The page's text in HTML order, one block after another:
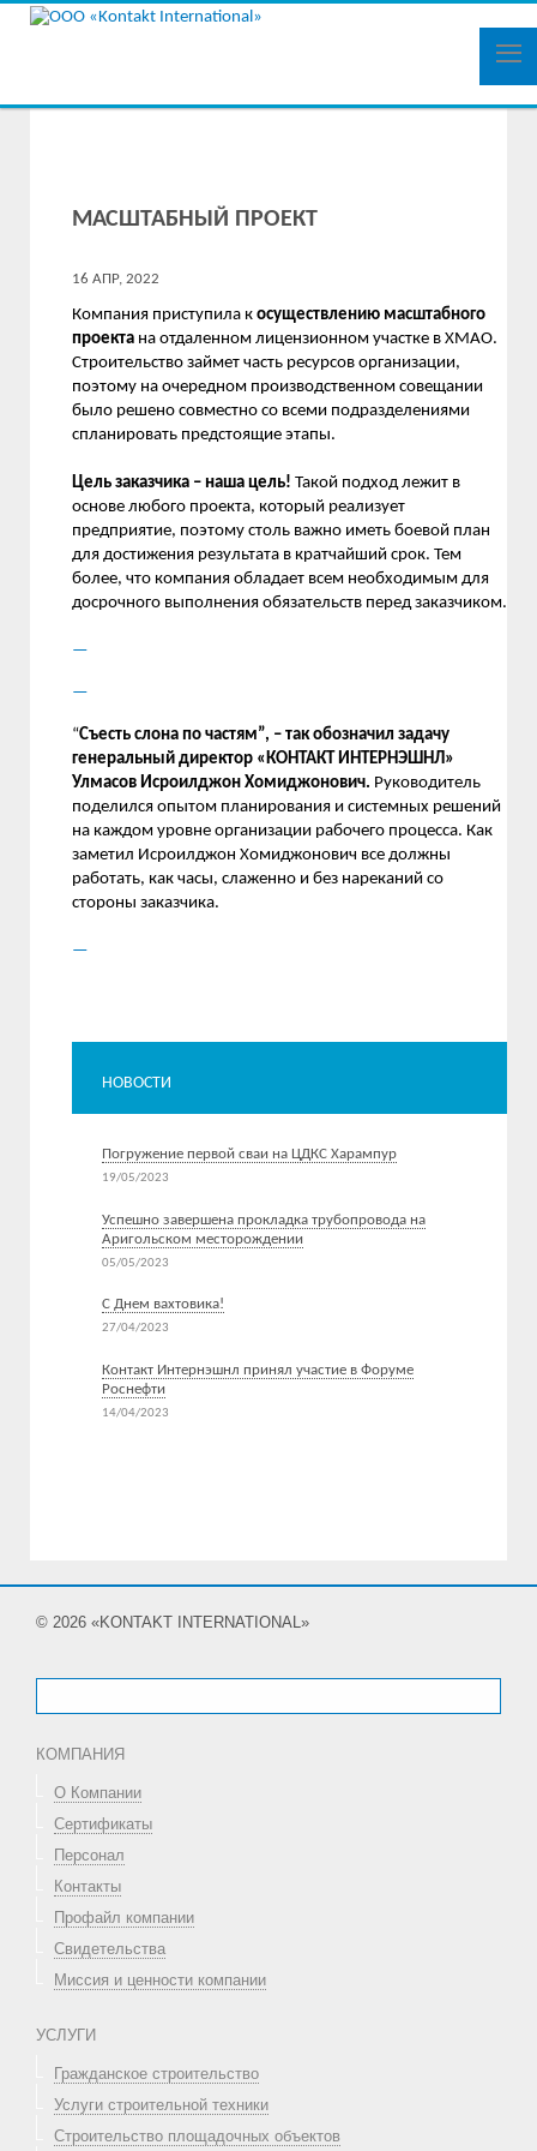
МАСШТАБНЫЙ ПРОЕКТ
16 АПР, 2022
Компания приступила к осуществлению масштабного
проекта на отдаленном лицензионном участке в ХМАО.
Строительство займет часть ресурсов организации,
поэтому на очередном производственном совещании
было решено совместно со всеми подразделениями
спланировать предстоящие этапы.
Цель заказчика – наша цель! Такой подход лежит в
основе любого проекта, который реализует
предприятие, поэтому столь важно иметь боевой план
для достижения результата в кратчайший срок. Тем
более, что компания обладает всем необходимым для
досрочного выполнения обязательств перед заказчиком.
“Съесть слона по частям”, – так обозначил задачу
генеральный директор «КОНТАКТ ИНТЕРНЭШНЛ»
Улмасов Исроилджон Хомиджонович. Руководитель
поделился опытом планирования и системных решений
на каждом уровне организации рабочего процесса. Как
заметил Исроилджон Хомиджонович все должны
работать, как часы, слаженно и без нареканий со
стороны заказчика.
НОВОСТИ
Погружение первой сваи на ЦДКС Харампур
19/05/2023
Успешно завершена прокладка трубопровода на
Аригольском месторождении
05/05/2023
С Днем вахтовика!
27/04/2023
Контакт Интернэшнл принял участие в Форуме
Роснефти
14/04/2023
© 2026 «KONTAKT INTERNATIONAL»
КОМПАНИЯ
О Компании
Сертификаты
Персонал
Контакты
Профайл компании
Свидетельства
Миссия и ценности компании
УСЛУГИ
Гражданское строительство
Услуги строительной техники
Строительство площадочных объектов